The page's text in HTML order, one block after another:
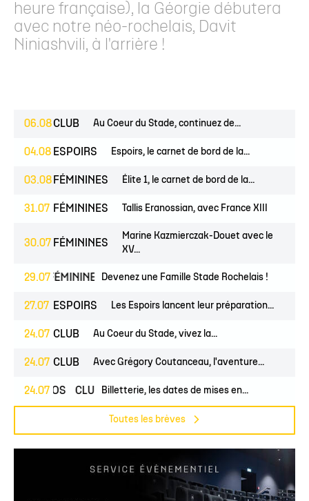
heure française), la Géorgie débutera
avec notre néo-rochelais, Davit
Niniashvili, à l'arrière !
06.08CLUB Au Coeur du Stade, continuez de...
04.08 ESPOIRS Espoirs, le carnet de bord de la...
03.08 FÉMININES Élite 1, le carnet de bord de la...
31.07 FÉMININES Tallis Eranossian, avec France XIII
30.07 FÉMININES
Marine Kazmierczak-Douet avec le
XV...
29.07
FÉMININES CLUB
Devenez une Famille Stade Rochelais !
27.07 ESPOIRS Les Espoirs lancent leur préparation...
24.07 CLUB Au Coeur du Stade, vivez la...
24.07 CLUB Avec Grégory Coutanceau, l'aventure...
24.07
PROS CLUB Billetterie, les dates de mises en...
Toutes les brèves